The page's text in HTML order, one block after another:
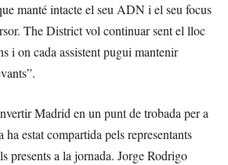
manté intacte el seu ADN i el seu focus
The District vol continuar sent el lloc
i on cada assistent pugui mantenir
Madrid en un punt de trobada per a
estat compartida pels representants
presents a la jornada. Jorge Rodrigo